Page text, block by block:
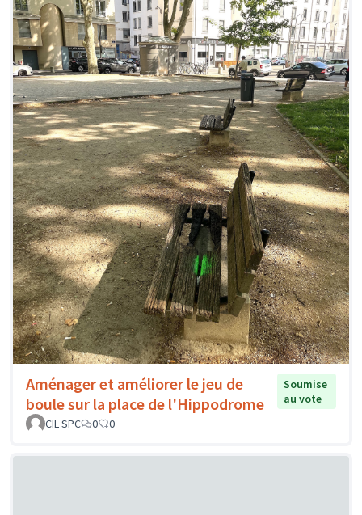
Aménager et améliorer le jeu de
boule sur la place de l'Hippodrome
Soumise
au vote
CIL SPC
0 0